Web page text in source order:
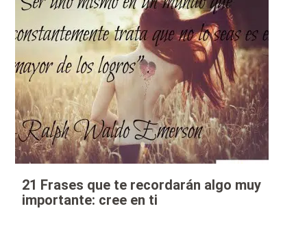
21 Frases que te recordarán algo muy
importante: cree en ti